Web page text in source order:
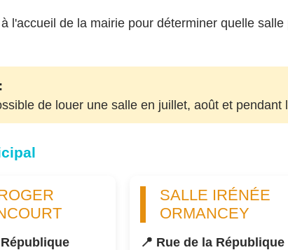
l'accueil de la mairie pour déterminer quelle
de louer une salle en juillet, août et pendant
SALLE IRÉNÉE
ORMANCEY
📍 Rue de la République